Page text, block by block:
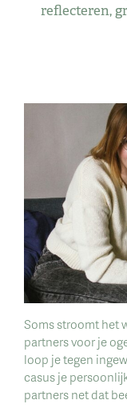
reflecteren,
Soms stroomt het
partners voor je
loop je tegen
casus je
partners net dat